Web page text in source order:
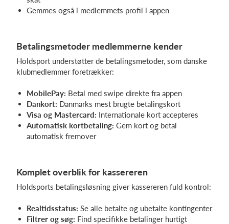
Gemmes også i medlemmets profil i appen
Betalingsmetoder medlemmerne kender
Holdsport understøtter de betalingsmetoder, som danske
klubmedlemmer foretrækker:
MobilePay: Betal med swipe direkte fra appen
Dankort: Danmarks mest brugte betalingskort
Visa og Mastercard: Internationale kort accepteres
Automatisk kortbetaling: Gem kort og betal
automatisk fremover
Komplet overblik for kassereren
Holdsports betalingsløsning giver kassereren fuld kontrol:
Realtidsstatus: Se alle betalte og ubetalte kontingenter
Filtrer og søg: Find specifikke betalinger hurtigt